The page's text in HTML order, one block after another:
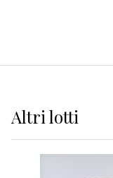
Altrilotti